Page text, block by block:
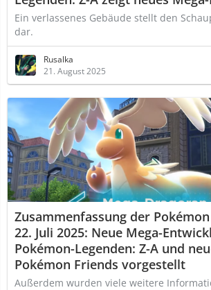
Ein verlassenes Gebäude stellt den
dar.
Rusalka
21. August 2025
Zusammenfassung der
22. Juli 2025: Neue Mega-
Pokémon-Legenden: Z-A und
Pokémon Friends vorgestellt
Außerdem wurden viele weitere